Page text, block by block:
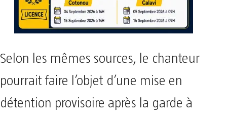
Selon les mêmes sources, le chanteur
pourrait faire l’objet d’une mise en
détention provisoire après la garde à